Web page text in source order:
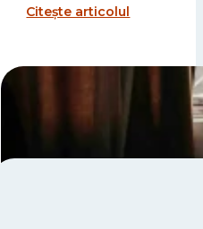
Citește articolul